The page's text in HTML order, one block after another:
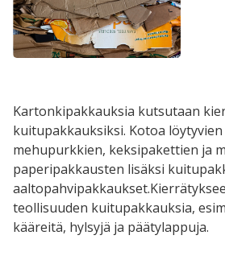
Kartonkipakkauksia kutsutaan
kuitupakkauksiksi. Kotoa
mehupurkkien, keksipakettien ja
paperipakkausten lisäksi
teollisuuden kuitupakkauksia,
kääreitä, hylsyjä ja päätylappuja.